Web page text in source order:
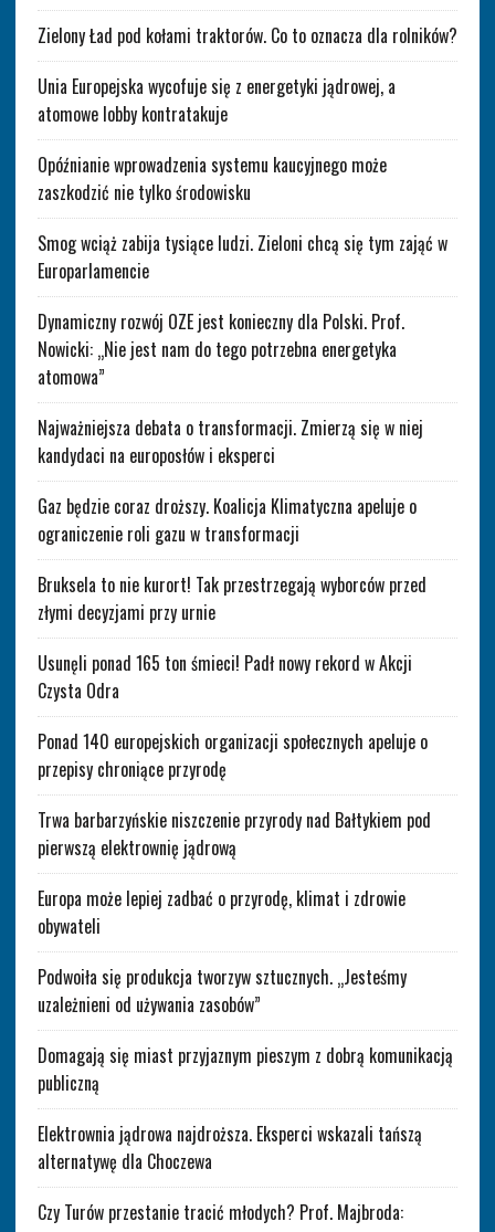
Zielony Ład pod kołami traktorów. Co to oznacza dla rolników?
Unia Europejska wycofuje się z energetyki jądrowej, a
atomowe lobby kontratakuje
Opóźnianie wprowadzenia systemu kaucyjnego może
zaszkodzić nie tylko środowisku
Smog wciąż zabija tysiące ludzi. Zieloni chcą się tym zająć w
Europarlamencie
Dynamiczny rozwój OZE jest konieczny dla Polski. Prof.
Nowicki: „Nie jest nam do tego potrzebna energetyka
atomowa”
Najważniejsza debata o transformacji. Zmierzą się w niej
kandydaci na europosłów i eksperci
Gaz będzie coraz droższy. Koalicja Klimatyczna apeluje o
ograniczenie roli gazu w transformacji
Bruksela to nie kurort! Tak przestrzegają wyborców przed
złymi decyzjami przy urnie
Usunęli ponad 165 ton śmieci! Padł nowy rekord w Akcji
Czysta Odra
Ponad 140 europejskich organizacji społecznych apeluje o
przepisy chroniące przyrodę
Trwa barbarzyńskie niszczenie przyrody nad Bałtykiem pod
pierwszą elektrownię jądrową
Europa może lepiej zadbać o przyrodę, klimat i zdrowie
obywateli
Podwoiła się produkcja tworzyw sztucznych. „Jesteśmy
uzależnieni od używania zasobów”
Domagają się miast przyjaznym pieszym z dobrą komunikacją
publiczną
Elektrownia jądrowa najdroższa. Eksperci wskazali tańszą
alternatywę dla Choczewa
Czy Turów przestanie tracić młodych? Prof. Majbroda: